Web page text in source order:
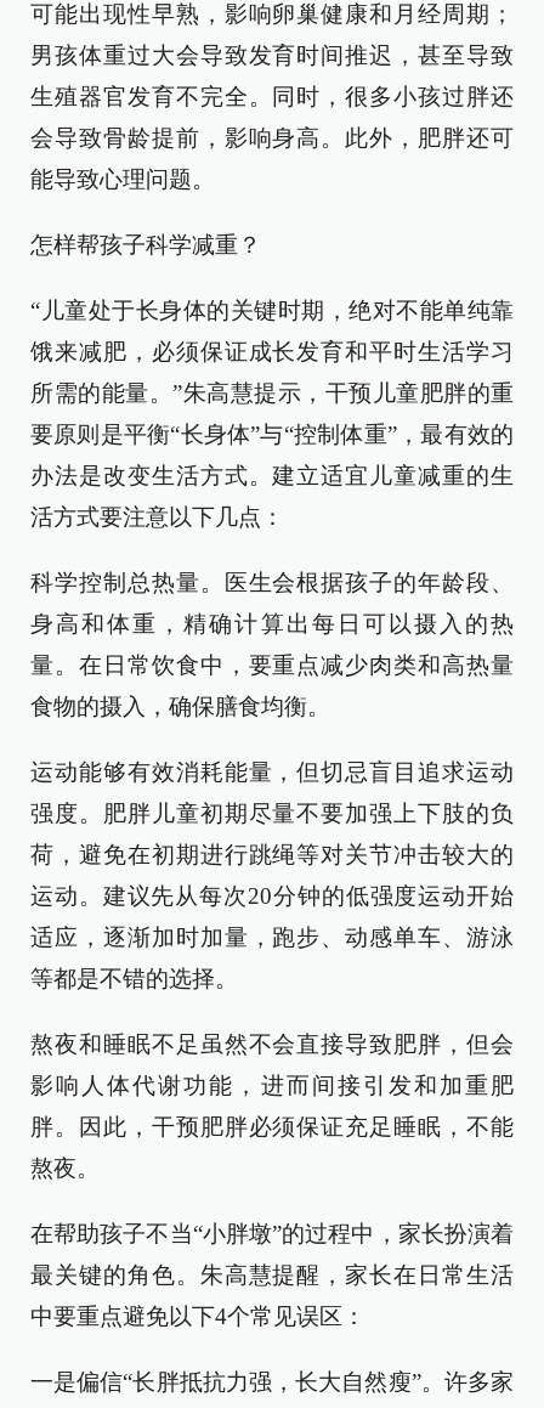
可能出现性早熟，影响卵巢健康和月经周期；
男孩体重过大会导致发育时间推迟，甚至导致
生殖器官发育不完全。同时，很多小孩过胖还
会导致骨龄提前，影响身高。此外，肥胖还可
能导致心理问题。
怎样帮孩子科学减重？
“儿童处于长身体的关键时期，绝对不能单纯靠
饿来减肥，必须保证成长发育和平时生活学习
所需的能量。”朱高慧提示，干预儿童肥胖的重
要原则是平衡“长身体”与“控制体重”，最有效的
办法是改变生活方式。建立适宜儿童减重的生
活方式要注意以下几点：
科学控制总热量。医生会根据孩子的年龄段、
身高和体重，精确计算出每日可以摄入的热
量。在日常饮食中，要重点减少肉类和高热量
食物的摄入，确保膳食均衡。
运动能够有效消耗能量，但切忌盲目追求运动
强度。肥胖儿童初期尽量不要加强上下肢的负
荷，避免在初期进行跳绳等对关节冲击较大的
运动。建议先从每次20分钟的低强度运动开始
适应，逐渐加时加量，跑步、动感单车、游泳
等都是不错的选择。
熬夜和睡眠不足虽然不会直接导致肥胖，但会
影响人体代谢功能，进而间接引发和加重肥
胖。因此，干预肥胖必须保证充足睡眠，不能
熬夜。
在帮助孩子不当“小胖墩”的过程中，家长扮演着
最关键的角色。朱高慧提醒，家长在日常生活
中要重点避免以下4个常见误区：
一是偏信“长胖抵抗力强，长大自然瘦”。许多家